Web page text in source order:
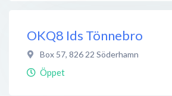
OKQ8 Ids Tönnebro
Box 57, 826 22 Söderhamn
Öppet